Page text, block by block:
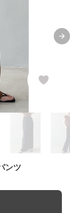
ンツ